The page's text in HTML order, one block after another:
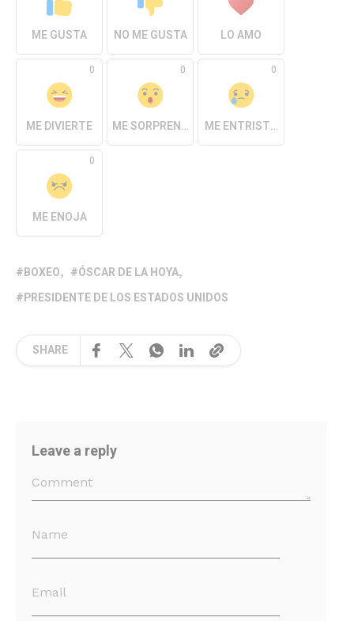
ME GUSTA NO ME GUSTA LO AMO
0
ME DIVIERTE
0
ME SORPRENDE
0
ME ENTRISTECE
0
ME ENOJA
BOXEO
ÓSCAR DE LA HOYA
PRESIDENTE DE LOS ESTADOS UNIDOS
SHARE
Leave a reply